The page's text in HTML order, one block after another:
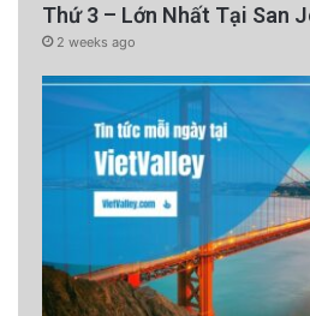
Thứ 3 – Lớn Nhất Tại San
2 weeks ago